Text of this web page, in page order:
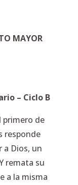
MAYOR
– Ciclo B
primero de
responde
a Dios, un
remata su
a la misma